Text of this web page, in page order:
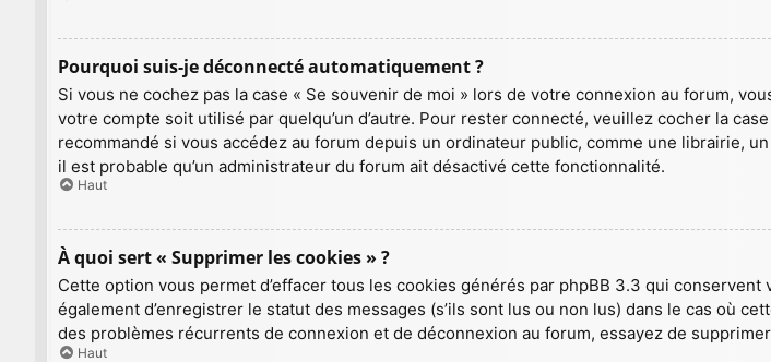
Pourquoi suis-je déconnecté automatiquement ?
Si vous ne cochez pas la case « Se souvenir de moi » lors de votre connexion au forum,
votre compte soit utilisé par quelqu’un d’autre. Pour rester connecté, veuillez cocher la
recommandé si vous accédez au forum depuis un ordinateur public, comme une librairie,
il est probable qu’un administrateur du forum ait désactivé cette fonctionnalité.
Haut
À quoi sert « Supprimer les cookies » ?
Cette option vous permet d’effacer tous les cookies générés par phpBB 3.3 qui
également d’enregistrer le statut des messages (s’ils sont lus ou non lus) dans le cas où
des problèmes récurrents de connexion et de déconnexion au forum, essayez de
Haut